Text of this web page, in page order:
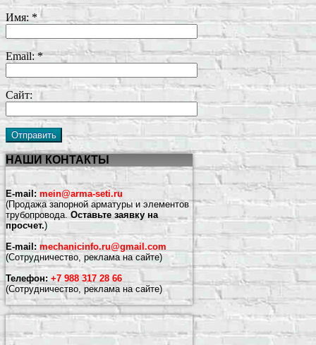
Имя:*
Email:*
Сайт:
НАШИ КОНТАКТЫ
E-mail: mein@arma-seti.ru
(Продажа запорной арматуры и элементов
трубопровода.Оставьте заявку на
просчет.)
E-mail: mechanicinfo.ru@gmail.com
(Сотрудничество, реклама на сайте)
Телефон: +7 988 317 28 66
(Сотрудничество, реклама на сайте)